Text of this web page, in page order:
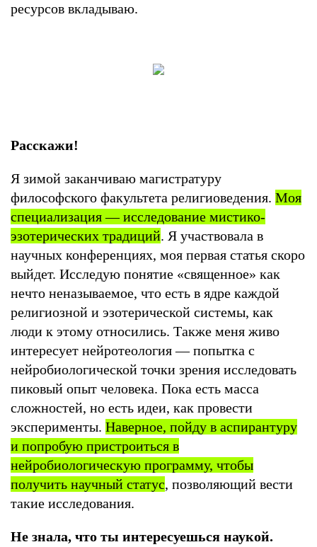
ресурсов вкладываю.
Расскажи!
Я зимой заканчиваю магистратуру
философского факультета религиоведения. Моя
специализация — исследование мистико-
эзотерических традиций. Я участвовала в
научных конференциях, моя первая статья скоро
выйдет. Исследую понятие «священное» как
нечто неназываемое, что есть в ядре каждой
религиозной и эзотерической системы, как
люди к этому относились. Также меня живо
интересует нейротеология — попытка с
нейробиологической точки зрения исследовать
пиковый опыт человека. Пока есть масса
сложностей, но есть идеи, как провести
эксперименты. Наверное, пойду в аспирантуру
и попробую пристроиться в
нейробиологическую программу, чтобы
получить научный статус, позволяющий вести
такие исследования.
Не знала, что ты интересуешься наукой.